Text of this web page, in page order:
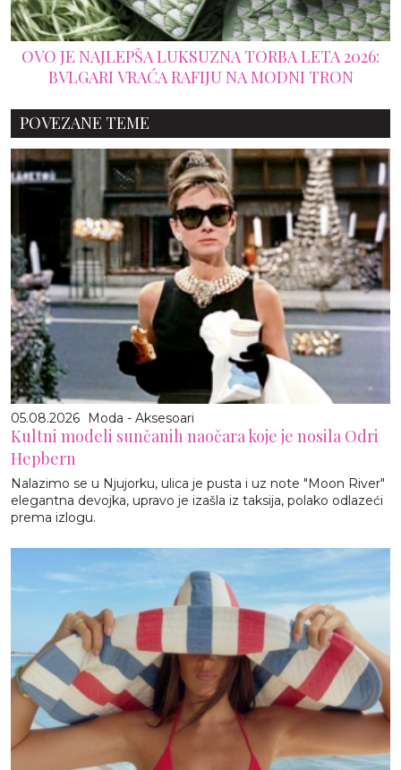
OVO JE NAJLEPŠA LUKSUZNA TORBA LETA 2026:
BVLGARI VRAĆA RAFIJU NA MODNI TRON
POVEZANE TEME
05.08.2026 Moda - Aksesoari
Kultni modeli sunčanih naočara koje je nosila Odri
Hepbern
Nalazimo se u Njujorku, ulica je pusta i uz note "Moon River"
elegantna devojka, upravo je izašla iz taksija, polako odlazeći
prema izlogu.